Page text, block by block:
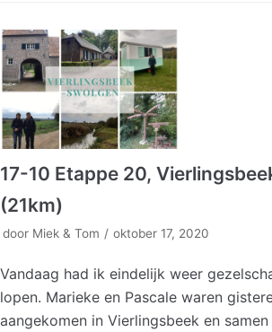
17-10 Etappe 20,
(21km)
door Miek & Tom oktober 17, 2020
Vandaag had ik eindelijk weer
lopen. Marieke en Pascale waren
aangekomen in Vierlingsbeek en